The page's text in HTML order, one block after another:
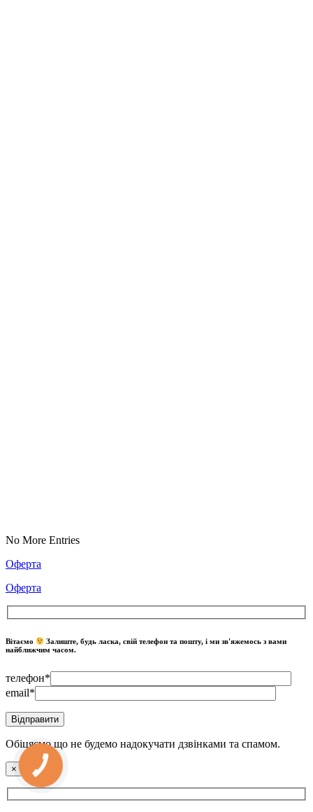
No More Entries
Оферта
Оферта
Вітаємо
Залиште, будь ласка, свій телефон та пошту, і ми зв'яжемось з вами
найближчим часом.
телефон*
email*
Обіцяємо що не будемо надокучати дзвінками та спамом.
×
КНОПКА
ЗВ'ЯЗКУ